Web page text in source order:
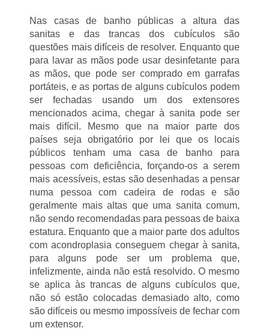
Nas casas de banho públicas a altura das
sanitas e das trancas dos cubículos são
questões mais difíceis de resolver. Enquanto que
para lavar as mãos pode usar desinfetante para
as mãos, que pode ser comprado em garrafas
portáteis, e as portas de alguns cubículos podem
ser fechadas usando um dos extensores
mencionados acima, chegar à sanita pode ser
mais difícil. Mesmo que na maior parte dos
países seja obrigatório por lei que os locais
públicos tenham uma casa de banho para
pessoas com deficiência, forçando-os a serem
mais acessíveis, estas são desenhadas a pensar
numa pessoa com cadeira de rodas e são
geralmente mais altas que uma sanita comum,
não sendo recomendadas para pessoas de baixa
estatura. Enquanto que a maior parte dos adultos
com acondroplasia conseguem chegar à sanita,
para alguns pode ser um problema que,
infelizmente, ainda não está resolvido. O mesmo
se aplica às trancas de alguns cubículos que,
não só estão colocadas demasiado alto, como
são difíceis ou mesmo impossíveis de fechar com
um extensor.